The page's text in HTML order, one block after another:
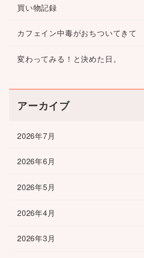
買い物記録
カフェイン中毒がおちついてきて
変わってみる！と決めた日。
アーカイブ
2026年7月
2026年6月
2026年5月
2026年4月
2026年3月